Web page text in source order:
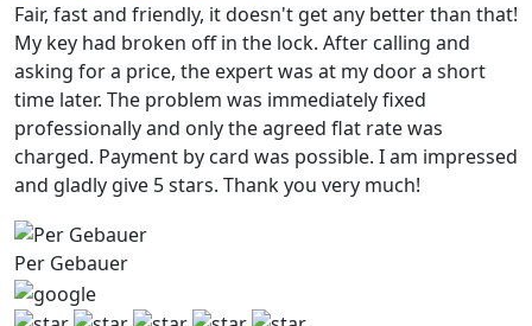
Fair, fast and friendly, it doesn't get any better than that!
My key had broken off in the lock. After calling and
asking for a price, the expert was at my door a short
time later. The problem was immediately fixed
professionally and only the agreed flat rate was
charged. Payment by card was possible. I am impressed
and gladly give 5 stars. Thank you very much!
Per Gebauer